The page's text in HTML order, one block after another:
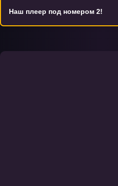
Наш плеер под номером 2!